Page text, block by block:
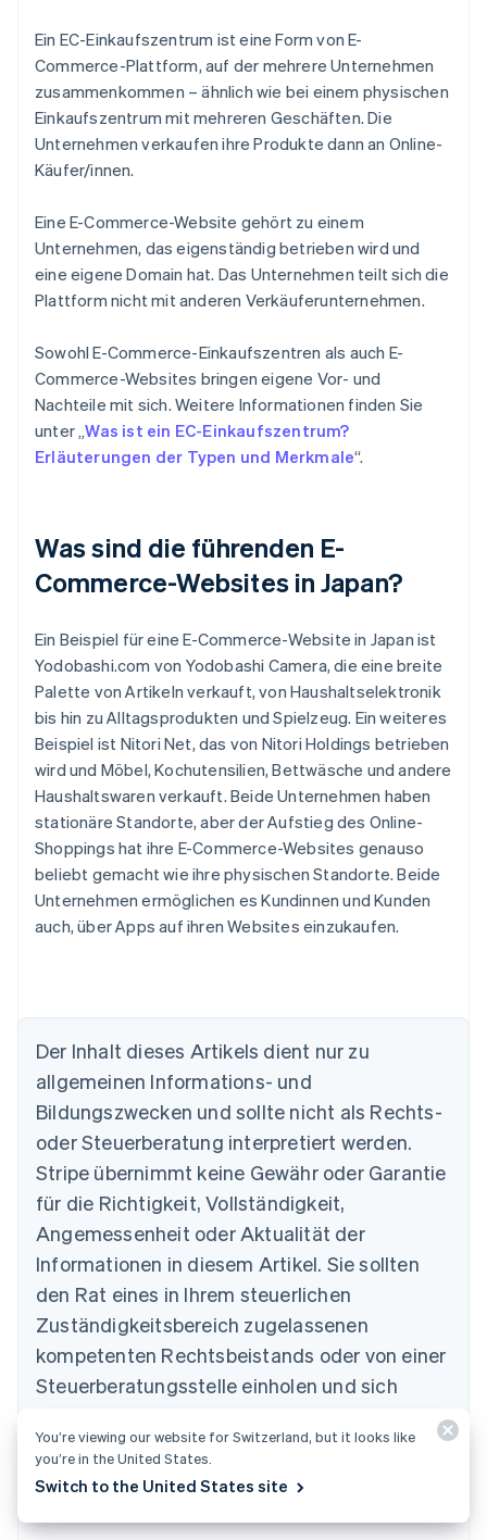
Ein EC-Einkaufszentrum ist eine Form von E-
Commerce-Plattform, auf der mehrere Unternehmen
zusammenkommen – ähnlich wie bei einem physischen
Einkaufszentrum mit mehreren Geschäften. Die
Unternehmen verkaufen ihre Produkte dann an Online-
Käufer/innen.
Eine E-Commerce-Website gehört zu einem
Unternehmen, das eigenständig betrieben wird und
eine eigene Domain hat. Das Unternehmen teilt sich die
Plattform nicht mit anderen Verkäuferunternehmen.
Sowohl E-Commerce-Einkaufszentren als auch E-
Commerce-Websites bringen eigene Vor- und
Nachteile mit sich. Weitere Informationen finden Sie
unter „Was ist ein EC-Einkaufszentrum?
Erläuterungen der Typen und Merkmale“.
Was sind die führenden E-
Commerce-Websites in Japan?
Ein Beispiel für eine E-Commerce-Website in Japan ist
Yodobashi.com von Yodobashi Camera, die eine breite
Palette von Artikeln verkauft, von Haushaltselektronik
bis hin zu Alltagsprodukten und Spielzeug. Ein weiteres
Beispiel ist Nitori Net, das von Nitori Holdings betrieben
wird und Möbel, Kochutensilien, Bettwäsche und andere
Haushaltswaren verkauft. Beide Unternehmen haben
stationäre Standorte, aber der Aufstieg des Online-
Shoppings hat ihre E-Commerce-Websites genauso
beliebt gemacht wie ihre physischen Standorte. Beide
Unternehmen ermöglichen es Kundinnen und Kunden
auch, über Apps auf ihren Websites einzukaufen.
Der Inhalt dieses Artikels dient nur zu
allgemeinen Informations- und
Bildungszwecken und sollte nicht als Rechts-
oder Steuerberatung interpretiert werden.
Stripe übernimmt keine Gewähr oder Garantie
für die Richtigkeit, Vollständigkeit,
Angemessenheit oder Aktualität der
Informationen in diesem Artikel. Sie sollten
den Rat eines in Ihrem steuerlichen
Zuständigkeitsbereich zugelassenen
kompetenten Rechtsbeistands oder von einer
Steuerberatungsstelle einholen und sich
lassen.
Australien
English
Belgien
Brasilien
PortuguêsEnglish
Bulgarien
English
Dänemark
English
DeutschEnglish
Estland
English
Festlandchina
简体中文English
EnglishSvenska
Frankreich
Français English
Gibraltar
English
You’re viewing our website for Switzerland, but it looks like
you’re in the United States.
Switch to the United States site